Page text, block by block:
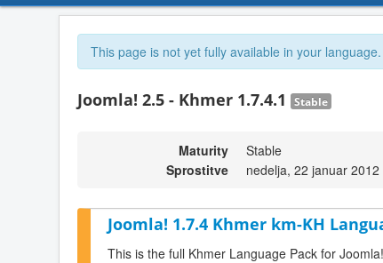
This page is not yet fully available in your
Joomla! 2.5 - Khmer 1.7.4.1 Stable
Maturity
Stable
Sprostitve
nedelja, 22 januar 2012
Joomla! 1.7.4 Khmer km-KH
This is the full Khmer Language Pack for